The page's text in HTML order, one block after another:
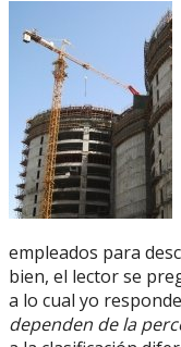
empleados para
bien, el lector se
a lo cual yo
dependen de la